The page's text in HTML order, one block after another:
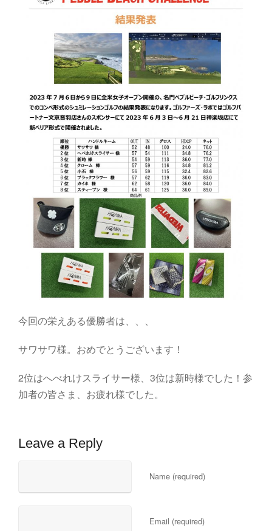
今回の栄えある優勝者は、、、
サワサワ様。おめでとうございます！
2位はへべれけスライサー様、3位は新時様でした！参
加者の皆さま、お疲れ様でした。
Leave a Reply
Name (required)
Email (required)